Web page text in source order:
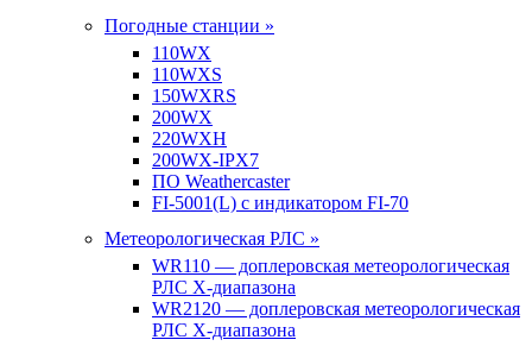
Погодные станции »
110WX
110WXS
150WXRS
200WX
220WXH
200WX-IPX7
ПО Weathercaster
FI-5001(L) с индикатором FI-70
Метеорологическая РЛС »
WR110 — доплеровская метеорологическая
РЛС X-диапазона
WR2120 — доплеровская метеорологическая
РЛС X-диапазона